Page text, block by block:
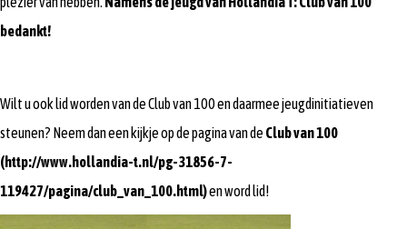
bedankt!
Wilt u ook lid worden van de Club van 100 en daarmee jeugdinitiatieven
steunen? Neem dan een kijkje op de pagina van de Club van 100
(http://www.hollandia-t.nl/pg-31856-7-
119427/pagina/club_van_100.html)en word lid!